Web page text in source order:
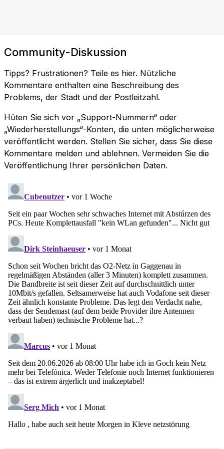
Community-Diskussion
Tipps? Frustrationen? Teile es hier. Nützliche
Kommentare enthalten eine Beschreibung des
Problems, der Stadt und der Postleitzahl.
Hüten Sie sich vor „Support-Nummern“ oder
„Wiederherstellungs“-Konten, die unten möglicherweise
veröffentlicht werden. Stellen Sie sicher, dass Sie diese
Kommentare melden und ablehnen. Vermeiden Sie die
Veröffentlichung Ihrer persönlichen Daten.